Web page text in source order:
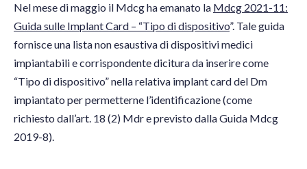
Nel mese di maggio il Mdcg ha emanato la Mdcg 2021-11:
Guida sulle Implant Card – “Tipo di dispositivo”. Tale guida
fornisce una lista non esaustiva di dispositivi medici
impiantabili e corrispondente dicitura da inserire come
“Tipo di dispositivo” nella relativa implant card del Dm
impiantato per permetterne l’identificazione (come
richiesto dall’art. 18 (2) Mdr e previsto dalla Guida Mdcg
2019-8).